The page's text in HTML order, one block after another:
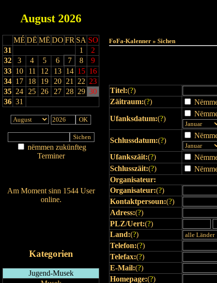
August 2026
MÉ DË MË DO FR SA SO
31
1
2
32
3 4 5 6 7 8
9
33 10 11 12 13 14 15 16
34 17 18 19 20 21 22 23
35 24 25 26 27 28 29 30
36 31
nëmmen zukünfteg
Terminer
Am Moment sinn 1544 User
online.
Kategorien
Jugend-Musek
FoFa-Kalenner » Sichen
Titel:(?)
Zäitraum:(?)
Ufanksdatum:(?)
Schlussdatum:(?)
Ufankszäit:(?)
Schlusszäit:(?)
Organisateur:
Organisateur:(?)
Kontaktpersoun:(?)
Adress:(?)
PLZ/Uert:(?)
Land:(?)
Telefon:(?)
Telefax:(?)
E-Mail:(?)
Homepage:(?)